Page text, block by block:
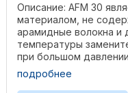
Описание: AFM 30
материалом, не
арамидные волокна
температуры
при большом
подробнее